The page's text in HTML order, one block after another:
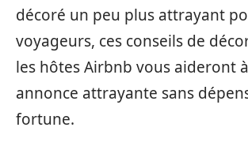
décoré un peu plus attrayant
voyageurs, ces conseils de
les hôtes Airbnb vous aideront
annonce attrayante sans
fortune.